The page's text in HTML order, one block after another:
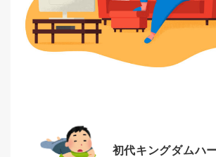
初代キングダムハ